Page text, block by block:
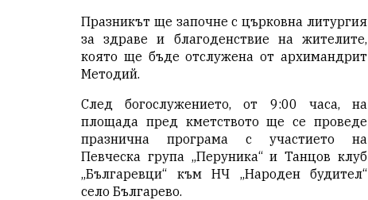
Празникът ще започне с църковна литургия
за здраве и благоденствие на жителите,
която ще бъде отслужена от архимандрит
Методий.
След богослужението, от 9:00 часа, на
площада пред кметството ще се проведе
празнична програма с участието на
Певческа група „Перуника“ и Танцов клуб
„Българевци“ към НЧ „Народен будител“
село Българево.